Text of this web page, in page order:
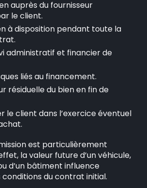
auprès du fournisseur
le client.
à disposition pendant toute la
administratif et financier de
liés au financement.
résiduelle du bien en fin de
le client dans l’exercice éventuel
est particulièrement
la valeur future d’un véhicule,
d’un bâtiment influence
du contrat initial.